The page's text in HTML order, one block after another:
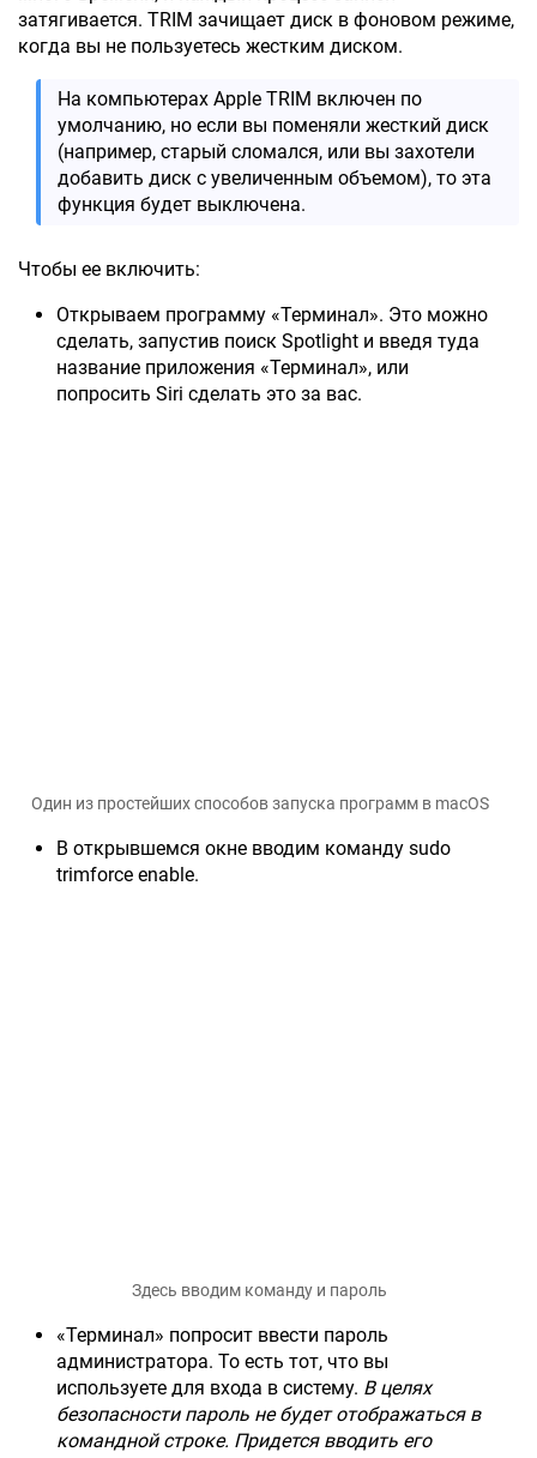
затягивается. TRIM зачищает диск в фоновом режиме,
когда вы не пользуетесь жестким диском.
На компьютерах Apple TRIM включен по
умолчанию, но если вы поменяли жесткий диск
(например, старый сломался, или вы захотели
добавить диск с увеличенным объемом), то эта
функция будет выключена.
Чтобы ее включить:
Открываем программу «Терминал». Это можно
сделать, запустив поиск Spotlight и введя туда
название приложения «Терминал», или
попросить Siri сделать это за вас.
Один из простейших способов запуска программ в macOS
В открывшемся окне вводим команду sudo
trimforce enable.
Здесь вводим команду и пароль
«Терминал» попросит ввести пароль
администратора. То есть тот, что вы
используете для входа в систему. В целях
безопасности пароль не будет отображаться в
командной строке. Придется вводить его